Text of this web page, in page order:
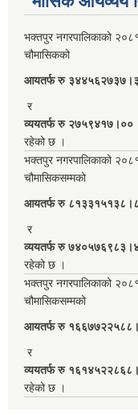
भक्तपुर नगरपालिकाको
चौमासिकको
आयतर्फ रु‌
र
व्ययतर्फ रु २७५९४१७।००
रहेको छ ।
भक्तपुर नगरपालिकाको
चौमासिकसम्मको
आयतर्फ रु‌
र
व्ययतर्फ रु
रहेको छ ।
भक्तपुर नगरपालिकाको
चौमासिकसम्मको
आयतर्फ रु‌
र
व्ययतर्फ रु
रहेको छ ।